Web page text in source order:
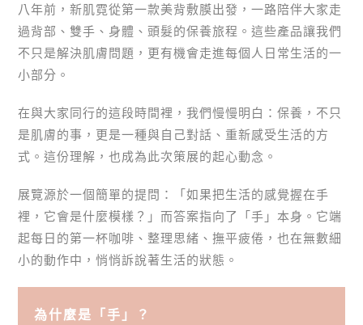
八年前，新肌霓從第一款美背敷膜出發，一路陪伴大家走
過背部、雙手、身體、頭髮的保養旅程。這些產品讓我們
不只是解決肌膚問題，更有機會走進每個人日常生活的一
小部分。
在與大家同行的這段時間裡，我們慢慢明白：保養，不只
是肌膚的事，更是一種與自己對話、重新感受生活的方
式。這份理解，也成為此次策展的起心動念。
展覽源於一個簡單的提問：「如果把生活的感覺握在手
裡，它會是什麼模樣？」而答案指向了「手」本身。它端
起每日的第一杯咖啡、整理思緒、撫平疲倦，也在無數細
小的動作中，悄悄訴說著生活的狀態。
為什麼是「手」？